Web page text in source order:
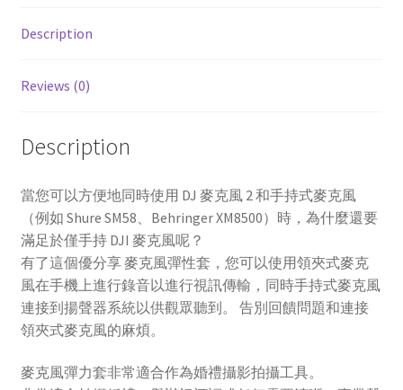
Description
Reviews (0)
Description
當您可以方便地同時使用 DJ 麥克風 2 和手持式麥克風
（例如 Shure SM58、Behringer XM8500）時，為什麼還要
滿足於僅手持 DJI 麥克風呢？
有了這個優分享麥克風彈性套，您可以使用領夾式麥克
風在手機上進行錄音以進行視訊傳輸，同時手持式麥克風
連接到揚聲器系統以供觀眾聽到。 告別回饋問題和連接
領夾式麥克風的麻煩。
麥克風彈力套非常適合作為婚禮攝影拍攝工具。